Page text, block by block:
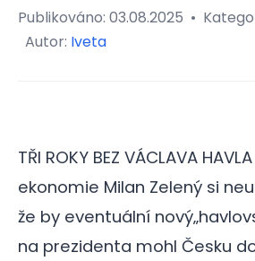
Publikováno: 03.08.2025 •
Autor: Iveta
TŘI ROKY BEZ VÁCLAVA
ekonomie Milan Zelený si
že by eventuální
na prezidenta mohl Česku